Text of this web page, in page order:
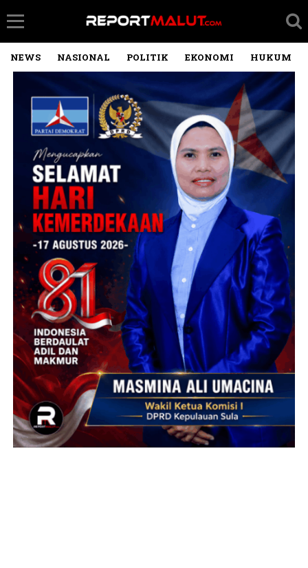
NEWS NASIONAL POLITIK EKONOMI HUKUM